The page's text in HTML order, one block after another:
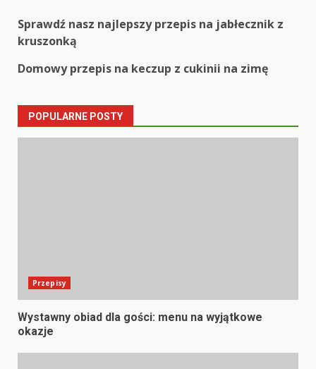
Post
navigation
Sprawdź nasz najlepszy przepis na jabłecznik z
kruszonką
Domowy przepis na keczup z cukinii na zimę
POPULARNE POSTY
Przepisy
Wystawny obiad dla gości: menu na wyjątkowe
okazje